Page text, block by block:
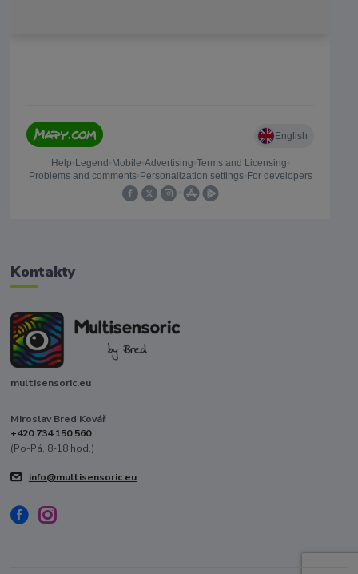
Kontakty
multisensoric.eu
Miroslav Bred Kovář
+420 734 150 560
(Po-Pá, 8-18 hod.)
info@multisensoric.eu